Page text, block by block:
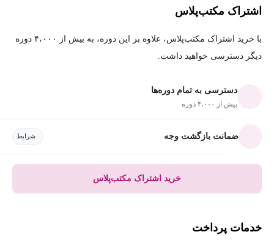
اشتراک مکتب‌پلاس
با خرید اشتراک مکتب‌پلاس، علاوه بر این دوره، به بیش از ۴،۰۰۰ دوره
دیگر دسترسی خواهید داشت.
دسترسی به تمام دوره‌ها
بیش از ۴،۰۰۰ دوره
ضمانت بازگشت وجه شرایط
خرید اشتراک مکتب‌پلاس
خدمات پرداخت